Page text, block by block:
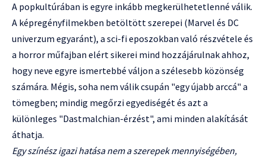
A popkultúrában is egyre inkább megkerülhetetlenné válik.
A képregényfilmekben betöltött szerepei (Marvel és DC
univerzum egyaránt), a sci-fi eposzokban való részvétele és
a horror műfajban elért sikerei mind hozzájárulnak ahhoz,
hogy neve egyre ismertebbé váljon a szélesebb közönség
számára. Mégis, soha nem válik csupán "egy újabb arccá" a
tömegben; mindig megőrzi egyediségét és azt a
különleges "Dastmalchian-érzést", ami minden alakítását
áthatja.
Egy színész igazi hatása nem a szerepek mennyiségében,